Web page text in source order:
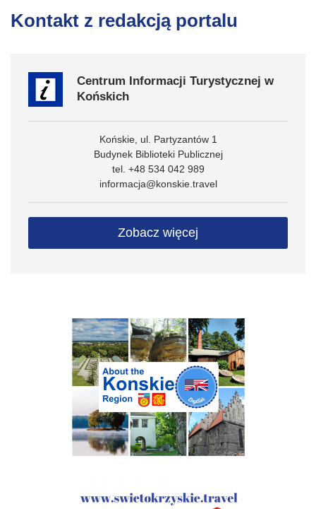
Kontakt z redakcją portalu
Centrum Informacji Turystycznej w
Końskich
Końskie, ul. Partyzantów 1
Budynek Biblioteki Publicznej
tel. +48 534 042 989
informacja@konskie.travel
Zobacz więcej